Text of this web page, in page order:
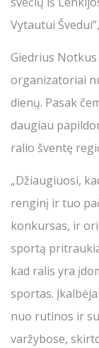
Vytautui
Giedrius Notkus
organizatoriai
dienų. Pasak
daugiau
ralio šventę
„Džiaugiuosi,
renginį ir tuo
konkursas, ir
sportą
kad ralis yra
sportas.
nuo rutinos ir
varžybose,